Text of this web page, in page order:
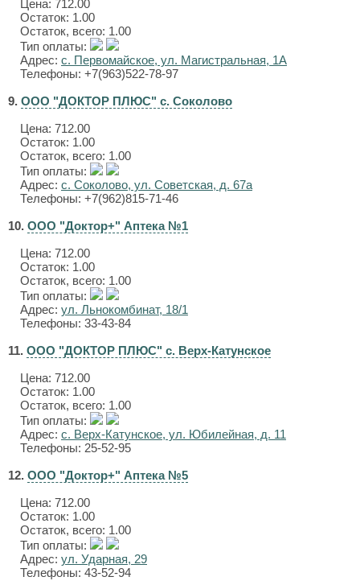
Цена: 712.00
Остаток: 1.00
Остаток, всего: 1.00
Тип оплаты:
Адрес: с. Первомайское, ул. Магистральная, 1А
Телефоны: +7(963)522-78-97
9. ООО "ДОКТОР ПЛЮС" с. Соколово
Цена: 712.00
Остаток: 1.00
Остаток, всего: 1.00
Тип оплаты:
Адрес: с. Соколово, ул. Советская, д. 67а
Телефоны: +7(962)815-71-46
10. ООО "Доктор+" Аптека №1
Цена: 712.00
Остаток: 1.00
Остаток, всего: 1.00
Тип оплаты:
Адрес: ул. Льнокомбинат, 18/1
Телефоны: 33-43-84
11. ООО "ДОКТОР ПЛЮС" с. Верх-Катунское
Цена: 712.00
Остаток: 1.00
Остаток, всего: 1.00
Тип оплаты:
Адрес: с. Верх-Катунское, ул. Юбилейная, д. 11
Телефоны: 25-52-95
12. ООО "Доктор+" Аптека №5
Цена: 712.00
Остаток: 1.00
Остаток, всего: 1.00
Тип оплаты:
Адрес: ул. Ударная, 29
Телефоны: 43-52-94